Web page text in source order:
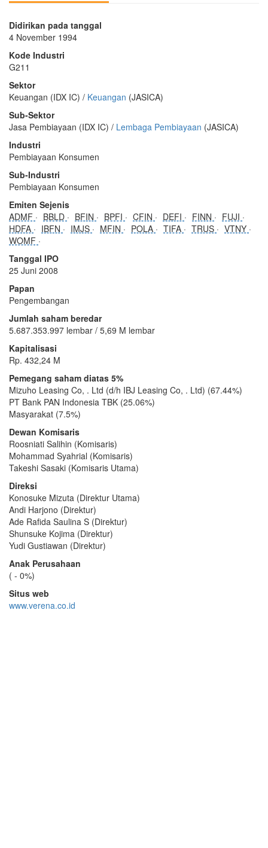
Didirikan pada tanggal
4 November 1994
Kode Industri
G211
Sektor
Keuangan (IDX IC) / Keuangan (JASICA)
Sub-Sektor
Jasa Pembiayaan (IDX IC) / Lembaga Pembiayaan (JASICA)
Industri
Pembiayaan Konsumen
Sub-Industri
Pembiayaan Konsumen
Emiten Sejenis
ADMF
BBLD BFIN BPFI CFIN DEFI FINN
FUJI
HDFA
IBFN IMJS MFIN POLA TIFA TRUS
VTNY
WOMF
Tanggal IPO
25 Juni 2008
Papan
Pengembangan
Jumlah saham beredar
5.687.353.997 lembar / 5,69 M lembar
Kapitalisasi
Rp. 432,24 M
Pemegang saham diatas 5%
Mizuho Leasing Co, . Ltd (d/h IBJ Leasing Co, . Ltd) (67.44%)
PT Bank PAN Indonesia TBK (25.06%)
Masyarakat (7.5%)
Dewan Komisaris
Roosniati Salihin (Komisaris)
Mohammad Syahrial (Komisaris)
Takeshi Sasaki (Komisaris Utama)
Direksi
Konosuke Mizuta (Direktur Utama)
Andi Harjono (Direktur)
Ade Rafida Saulina S (Direktur)
Shunsuke Kojima (Direktur)
Yudi Gustiawan (Direktur)
Anak Perusahaan
( - 0%)
Situs web
www.verena.co.id